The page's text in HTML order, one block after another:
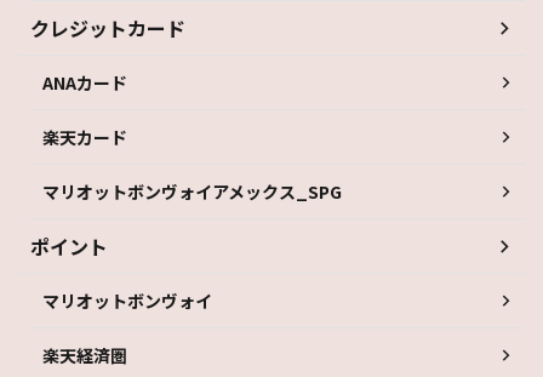
クレジットカード
ANAカード
楽天カード
マリオットボンヴォイアメックス_SPG
ポイント
マリオットボンヴォイ
楽天経済圏